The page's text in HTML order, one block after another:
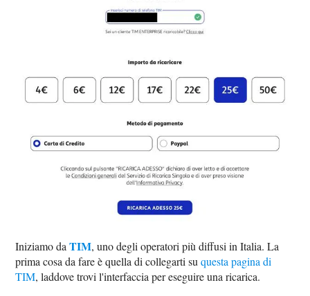
Iniziamo daTIM, uno degli operatori più diffusi in Italia. La
prima cosa da fare è quella di collegarti suquesta pagina di
TIM, laddove trovi l'interfaccia per eseguire una ricarica.